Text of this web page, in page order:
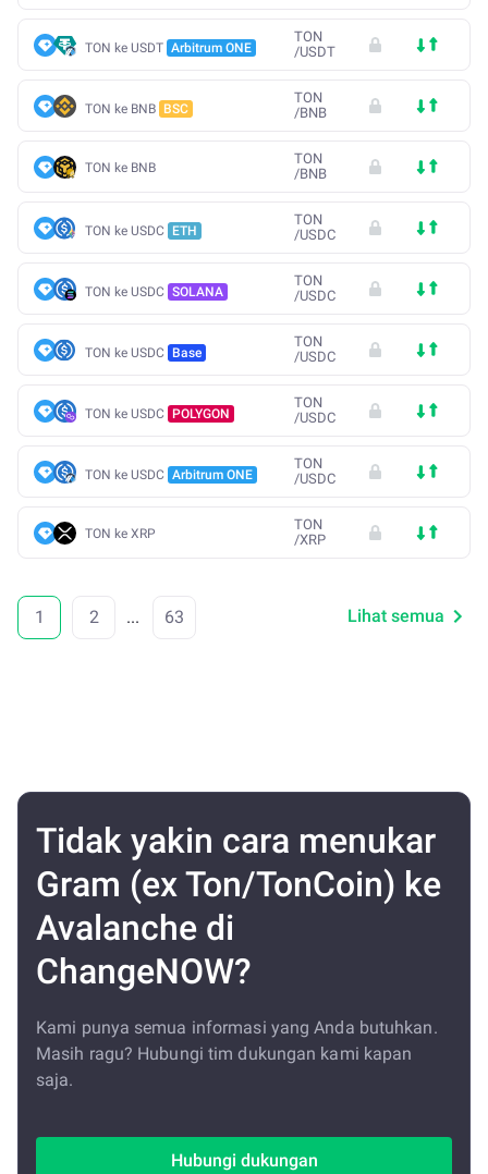
TON ke USDT Arbitrum ONE
TON
/USDT
TON ke BNB BSC
TON
/BNB
TON ke BNB
TON
/BNB
TON ke USDC ETH
TON
/USDC
TON ke USDC SOLANA
TON
/USDC
TON ke USDC Base
TON
/USDC
TON ke USDC POLYGON
TON
/USDC
TON ke USDC Arbitrum ONE
TON
/USDC
TON ke XRP
TON
/XRP
1 2 ... 63 Lihat semua
Tidak yakin cara menukar
Gram (ex Ton/TonCoin) ke
Avalanche di
ChangeNOW?
Kami punya semua informasi yang Anda butuhkan.
Masih ragu? Hubungi tim dukungan kami kapan
saja.
Hubungi dukungan